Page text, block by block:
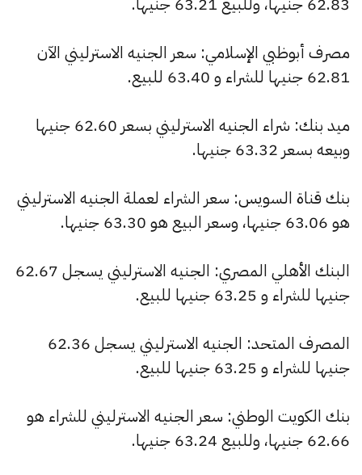
مصرف أبوظبي الإسلامي: سعر الجنيه الاسترليني الآن
62.81 جنيها للشراء و 63.40 للبيع.
ميد بنك: شراء الجنيه الاسترليني بسعر 62.60 جنيها
وبيعه بسعر 63.32 جنيها.
بنك قناة السويس: سعر الشراء لعملة الجنيه الاسترليني
هو 63.06 جنيها، وسعر البيع هو 63.30 جنيها.
البنك الأهلي المصري: الجنيه الاسترليني يسجل 62.67
جنيها للشراء و 63.25 جنيها للبيع.
المصرف المتحد: الجنيه الاسترليني يسجل 62.36
جنيها للشراء و 63.25 جنيها للبيع.
بنك الكويت الوطني: سعر الجنيه الاسترليني للشراء هو
62.66 جنيها، وللبيع 63.24 جنيها.